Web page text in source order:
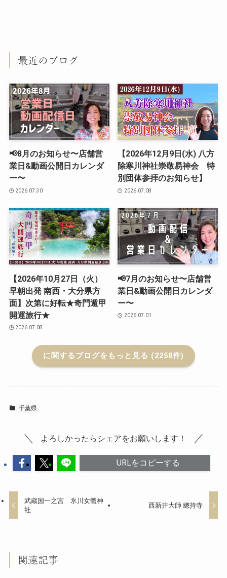
最近のブログ
📢8月のお知らせ〜店舗営
業日&動画公開日カレンダ
ー〜
2026.07.30
【2026年12月9日(水) 八方
除寒川神社崇敬易神会 特
別団体参拝のお知らせ】
2026.07.08
【2026年10月27日（火）
早朝出発 南西・大分県方
面】次第に好転★奇門遁甲
開運旅行★
2026.07.08
📢7月のお知らせ〜店舗営
業日&動画公開日カレンダ
ー〜
2026.07.01
に関するブログをもっと見る (2258件)
千葉県
よろしかったらシェアをお願いします！
URLをコピーする
武蔵国一之宮 氷川女體神
社
西新井大師 總持寺
関連記事